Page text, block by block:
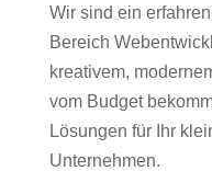
Wir sind ein
Bereich
kreativem,
vom Budget
Lösungen für Ihr
Unternehmen.